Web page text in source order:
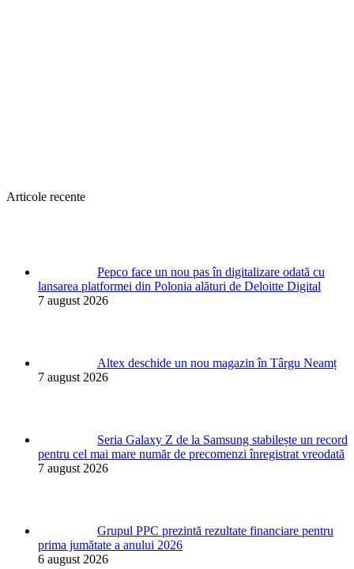
Articole recente
Pepco face un nou pas în digitalizare odată cu
lansarea platformei din Polonia alături de Deloitte Digital
7 august 2026
Altex deschide un nou magazin în Târgu Neamț
7 august 2026
Seria Galaxy Z de la Samsung stabilește un record
pentru cel mai mare număr de precomenzi înregistrat vreodată
7 august 2026
Grupul PPC prezintă rezultate financiare pentru
prima jumătate a anului 2026
6 august 2026